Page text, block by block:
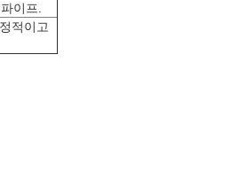
이프.
적이고